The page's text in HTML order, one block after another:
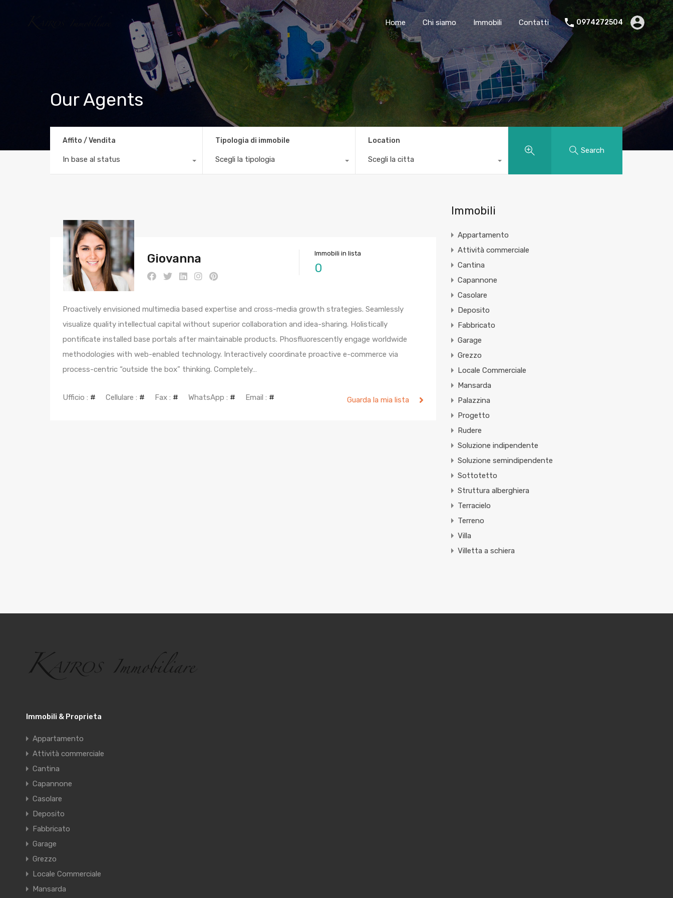
Home Chi siamo Immobili Contatti 0974272504
Our Agents
Affito / Vendita
In base al status
Tipologia di immobile
Scegli la tipologia
Location
Scegli la citta
Search
Giovanna Immobili in lista
0
Proactively envisioned multimedia based expertise and cross-media growth strategies. Seamlessly
visualize quality intellectual capital without superior collaboration and idea-sharing. Holistically
pontificate installed base portals after maintainable products. Phosfluorescently engage worldwide
methodologies with web-enabled technology. Interactively coordinate proactive e-commerce via
process-centric “outside the box” thinking. Completely…
Ufficio : # Cellulare : # Fax : # WhatsApp : # Email : # Guarda la mia lista
Immobili
Appartamento
Attività commerciale
Cantina
Capannone
Casolare
Deposito
Fabbricato
Garage
Grezzo
Locale Commerciale
Mansarda
Palazzina
Progetto
Rudere
Soluzione indipendente
Soluzione semindipendente
Sottotetto
Struttura alberghiera
Terracielo
Terreno
Villa
Villetta a schiera
Immobili & Proprieta
Appartamento
Attività commerciale
Cantina
Capannone
Casolare
Deposito
Fabbricato
Garage
Grezzo
Locale Commerciale
Mansarda